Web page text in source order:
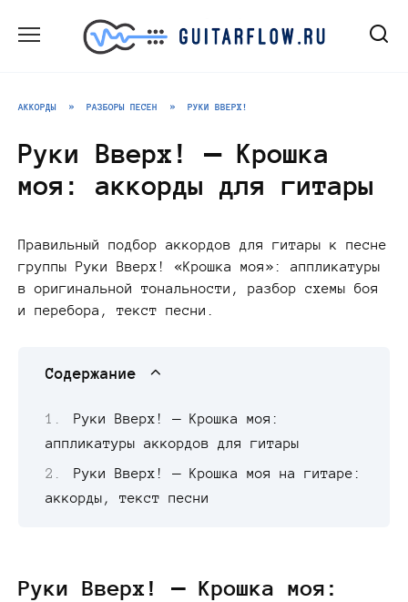
АККОРДЫ » РАЗБОРЫ ПЕСЕН » РУКИ ВВЕРХ!
Руки Вверх! — Крошка
моя: аккорды для гитары
Правильный подбор аккордов для гитары к песне
группы Руки Вверх! «Крошка моя»: аппликатуры
в оригинальной тональности, разбор схемы боя
и перебора, текст песни.
Содержание
Руки Вверх! — Крошка моя:
аппликатуры аккордов для гитары
Руки Вверх! — Крошка моя на гитаре:
аккорды, текст песни
Руки Вверх! — Крошка моя: